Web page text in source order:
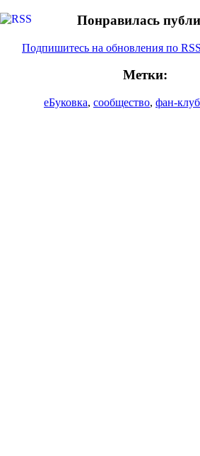
Понравилась
Подпишитесь на обновления по
Метки:
еБуковка, сообщество, фан-клуб